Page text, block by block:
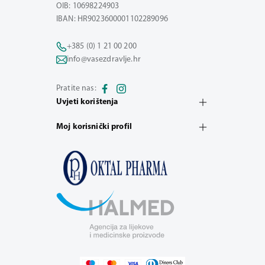
OIB: 10698224903
IBAN: HR9023600001102289096
+385 (0) 1 21 00 200
info@vasezdravlje.hr
Pratite nas:
Uvjeti korištenja
Moj korisnički profil